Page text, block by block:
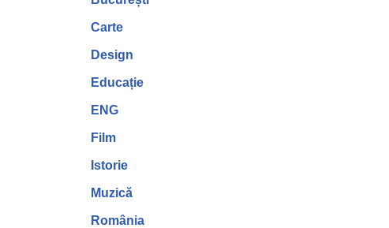
Carte
Design
Educație
ENG
Film
Istorie
Muzică
România